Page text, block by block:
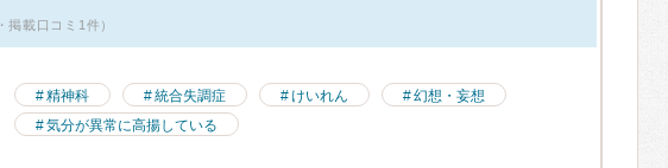
掲載口コミ1件）
精神科 統合失調症 けいれん
幻想・妄想
気分が異常に高揚している